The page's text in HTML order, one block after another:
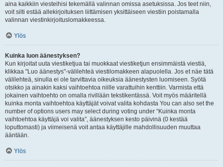
aina kaikkiin viesteihisi tekemällä valinnan omissa asetuksissa. Jos teet niin,
voit silti estää allekirjoituksen liittämisen yksittäiseen viestiin poistamalla
valinnan viestinkirjoituslomakkeessa.
Ylös
Kuinka luon äänestyksen?
Kun kirjoitat uuta viestiketjua tai muokkaat viestiketjun ensimmäistä viestiä,
klikkaa "Luo äänestys"-välilehteä viestilomakkeen alapuolella. Jos et näe tätä
välilehteä, sinulla ei ole tarvittavia oikeuksia äänestysten luomiseen. Syötä
otsikko ja ainakin kaksi vaihtoehtoa niille varattuihin kenttiin. Varmista että
jokainen vaihtoehto on omalla rivillään tekstikentässä. Voit myös määritellä
kuinka monta vaihtoehtoa käyttäjät voivat valita kohdasta You can also set the
number of options users may select during voting under “Kuinka monta
vaihtoehtoa käyttäjä voi valita”, äänestyksen kesto päivinä (0 kestää
loputtomasti) ja viimeisenä voit antaa käyttäjille mahdollisuuden muuttaa
ääntään.
Ylös